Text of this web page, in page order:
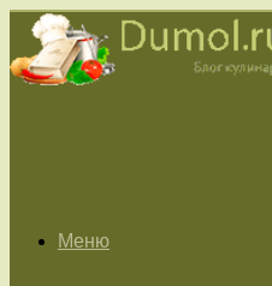
Меню